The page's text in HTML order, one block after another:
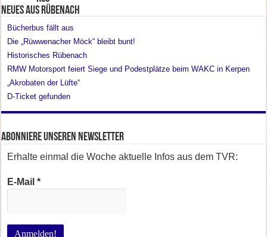
Neues aus Rübenach
Bücherbus fällt aus
Die „Rüwwenacher Möck“ bleibt bunt!
Historisches Rübenach
RMW Motorsport feiert Siege und Podestplätze beim WAKC in Kerpen
„Akrobaten der Lüfte“
D-Ticket gefunden
Abonniere unseren Newsletter
Erhalte einmal die Woche aktuelle Infos aus dem TVR:
E-Mail*